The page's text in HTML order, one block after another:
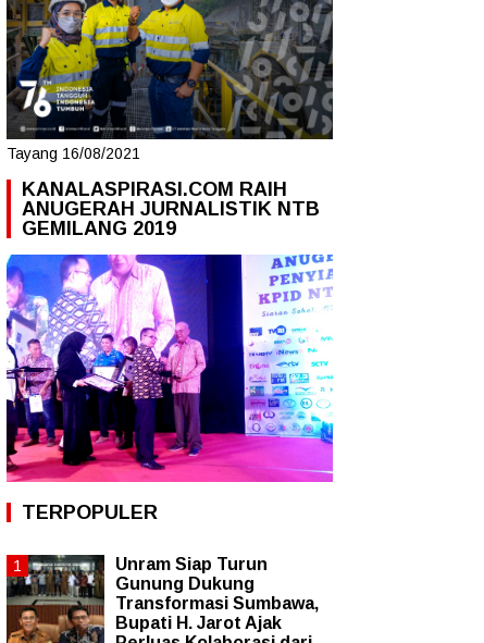
Tayang 16/08/2021
KANALASPIRASI.COM RAIH
ANUGERAH JURNALISTIK NTB
GEMILANG 2019
TERPOPULER
Unram Siap Turun
Gunung Dukung
Transformasi Sumbawa,
Bupati H. Jarot Ajak